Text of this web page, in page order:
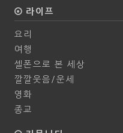
라이프
요리
여행
셀폰으로 본 세상
깔깔웃음/운세
영화
종교